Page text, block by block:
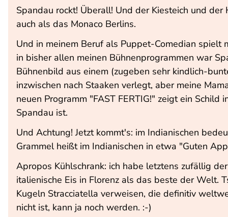
Spandau rockt! Überall! Und der Kiesteich und
auch als das Monaco Berlins.
Und in meinem Beruf als Puppet-Comedian spielt
in bisher allen meinen Bühnenprogrammen war
Bühnenbild aus einem (zugeben sehr kindlich-
inzwischen nach Staaken verlegt, aber meine
neuen Programm "FAST FERTIG!" zeigt ein
Spandau ist.
Und Achtung! Jetzt kommt's: im Indianischen
Grammel heißt im Indianischen in etwa "Guten
Apropos Kühlschrank: ich habe letztens zufällig
italienische Eis in Florenz als das beste der Welt.
Kugeln Stracciatella verweisen, die definitiv
nicht ist, kann ja noch werden. :-)